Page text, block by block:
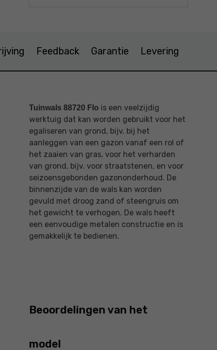
Feedback Garantie Levering
Tuinwals 88720 Flo is een veelzijdig
werktuig dat kan worden gebruikt voor het
egaliseren van grond, bijv. bij het
aanleggen van een gazon vanaf een rol of
het zaaien van gras, voor het verharden
van grond, bijv. voor straatstenen, en voor
seizoensgebonden gazononderhoud. De
binnenzijde van de wals kan worden
gevuld met droog zand of steengruis om
het gewicht te verhogen. De wals heeft
een eenvoudige metalen constructie en is
gemakkelijk te bedienen.
Beoordelingen van het
model